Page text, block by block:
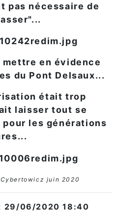
pas nécessaire de
en évidence
du Pont Delsaux...
était trop
laisser tout se
les générations
juin 2020
29/06/2020 18:40